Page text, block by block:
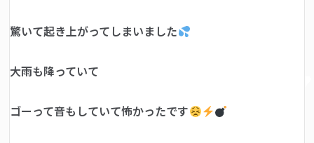
驚いて起き上がってしまいました
大雨も降っていて
ゴーって音もしていて怖かったです